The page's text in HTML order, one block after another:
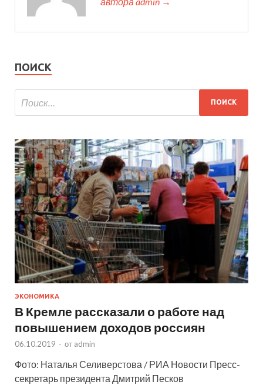
ПОИСК
ЭКОНОМИКА
В Кремле рассказали о работе над
повышением доходов россиян
06.10.2019 - от admin
Фото: Наталья Селиверстова / РИА Новости Пресс-
секретарь президента Дмитрий Песков